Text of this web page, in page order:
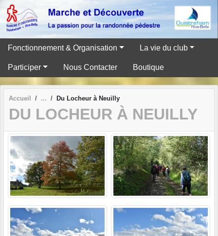
Fonctionnement & Organisation La vie du club
Participer Nous Contacter Boutique
Accueil Du Locheur à Neuilly
DU LOCHEUR À NEUILLY
Panneau de gestion des cookies